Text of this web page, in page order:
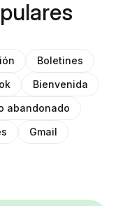
Boletines
Bienvenida
abandonado
Gmail